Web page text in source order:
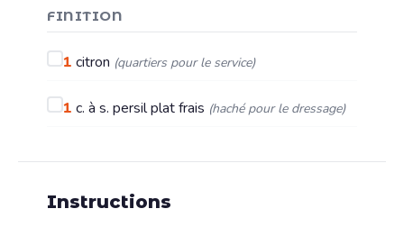
FINITION
1 citron (quartiers pour le service)
1 c. à s. persil plat frais (haché pour le dressage)
Instructions